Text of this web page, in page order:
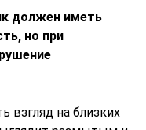
должен иметь
но при
взгляд на близких